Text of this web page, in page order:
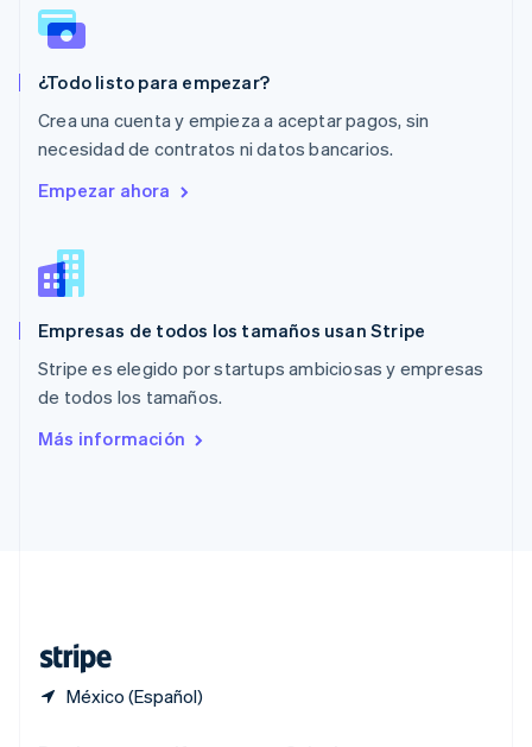
¿Todo listo para empezar?
Crea una cuenta y empieza a aceptar pagos, sin
necesidad de contratos ni datos bancarios.
Empezar ahora
Empresas de todos los tamaños usan Stripe
Stripe es elegido por startups ambiciosas y empresas
de todos los tamaños.
Más información
México (Español)
Español
Noruega
Nueva Zelandia
Países Bajos
Nederlands English
Polonia
Português
RAE de Hong Kong, China
Reino Unido
República Checa
English
English